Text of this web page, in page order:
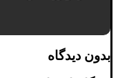
بدون دیدگاه